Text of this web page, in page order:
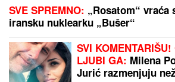
SVE SPREMNO: „Rosatom“ vraća
iransku nuklearku „Bušer“
SVI
LJUBI GA: Milena
Jurić razmenjuju